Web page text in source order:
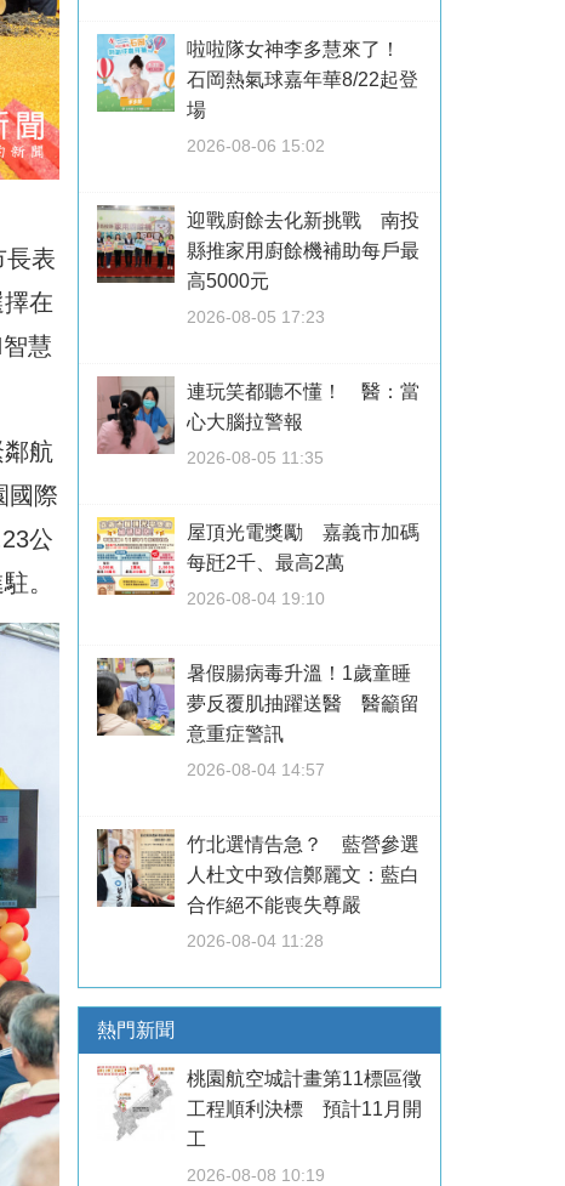
長表
在
慧
航
國際
公
。
啦啦隊女神李多慧來了！
石岡熱氣球嘉年華8/22起登
場
2026-08-06 15:02
迎戰廚餘去化新挑戰 南投
縣推家用廚餘機補助每戶最
高5000元
2026-08-05 17:23
連玩笑都聽不懂！ 醫：當
心大腦拉警報
2026-08-05 11:35
屋頂光電獎勵 嘉義市加碼
每瓩2千、最高2萬
2026-08-04 19:10
暑假腸病毒升溫！1歲童睡
夢反覆肌抽躍送醫 醫籲留
意重症警訊
2026-08-04 14:57
竹北選情告急？ 藍營參選
人杜文中致信鄭麗文：藍白
合作絕不能喪失尊嚴
2026-08-04 11:28
熱門新聞
桃園航空城計畫第11標區徵
工程順利決標 預計11月開
工
2026-08-08 10:19